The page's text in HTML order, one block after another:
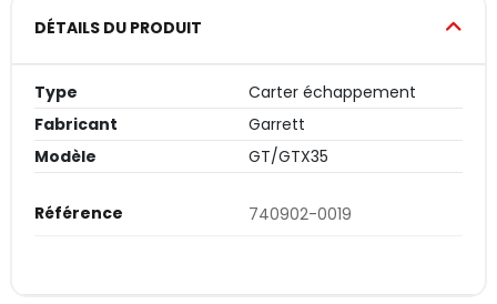
DÉTAILS DU PRODUIT
Type
Carter échappement
Fabricant
Garrett
Modèle
GT/GTX35
Référence 740902-0019